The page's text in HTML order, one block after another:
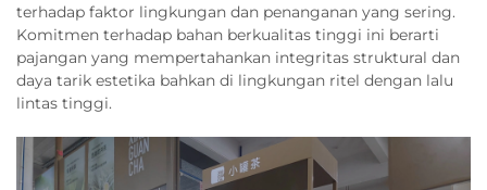
terhadap faktor lingkungan dan penanganan yang sering.
Komitmen terhadap bahan berkualitas tinggi ini berarti
pajangan yang mempertahankan integritas struktural dan
daya tarik estetika bahkan di lingkungan ritel dengan lalu
lintas tinggi.